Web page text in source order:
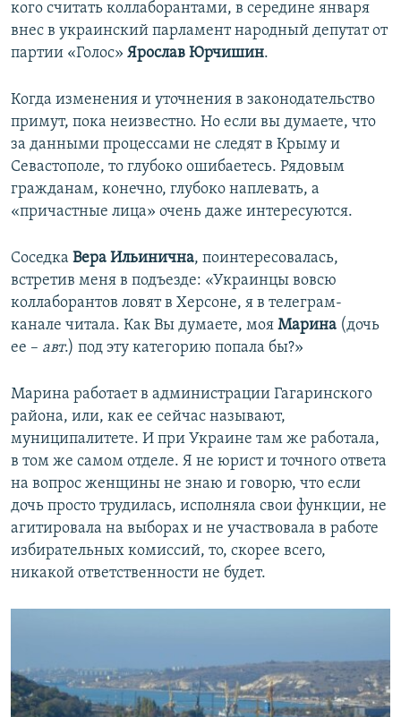
кого считать коллаборантами, в середине января
внес в украинский парламент народный депутат от
партии «Голос» Ярослав Юрчишин.
Когда изменения и уточнения в законодательство
примут, пока неизвестно. Но если вы думаете, что
за данными процессами не следят в Крыму и
Севастополе, то глубоко ошибаетесь. Рядовым
гражданам, конечно, глубоко наплевать, а
«причастные лица» очень даже интересуются.
Соседка Вера Ильинична, поинтересовалась,
встретив меня в подъезде: «Украинцы вовсю
коллаборантов ловят в Херсоне, я в телеграм-
канале читала. Как Вы думаете, моя Марина (дочь
ее – авт.) под эту категорию попала бы?»
Марина работает в администрации Гагаринского
района, или, как ее сейчас называют,
муниципалитете. И при Украине там же работала,
в том же самом отделе. Я не юрист и точного ответа
на вопрос женщины не знаю и говорю, что если
дочь просто трудилась, исполняла свои функции, не
агитировала на выборах и не участвовала в работе
избирательных комиссий, то, скорее всего,
никакой ответственности не будет.